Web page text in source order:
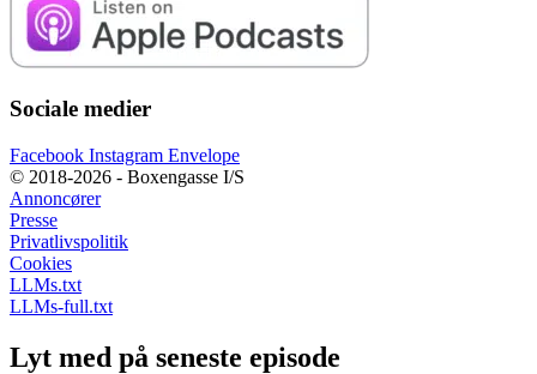
Sociale medier
Facebook Instagram Envelope
© 2018-2026 - Boxengasse I/S
Annoncører
Presse
Privatlivspolitik
Cookies
LLMs.txt
LLMs-full.txt
Lyt med på seneste episode